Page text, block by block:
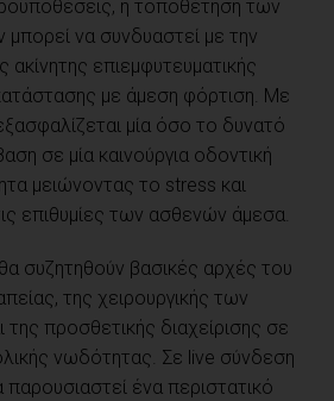
η τοποθέτηση των
να συνδυαστεί με την
ακίνητης επιεμφυτευματικής
με άμεση φόρτιση. Με
μία όσο το δυνατό
σε μία καινούργια οδοντική
μειώνοντας το stress και
επιθυμίες των ασθενών άμεσα.
συζητηθούν βασικές αρχές του
της χειρουργικής των
προσθετικής διαχείρισης σε
νωδότητας. Σε live σύνδεση
παρουσιαστεί ένα περιστατικό